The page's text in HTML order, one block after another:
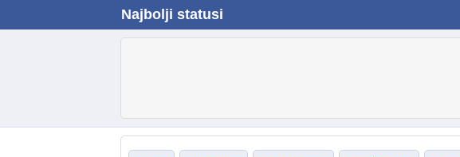
Najbolji statusi